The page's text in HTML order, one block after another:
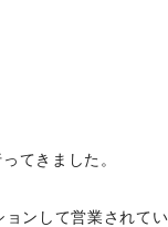
てきました。
ョンして営業されて